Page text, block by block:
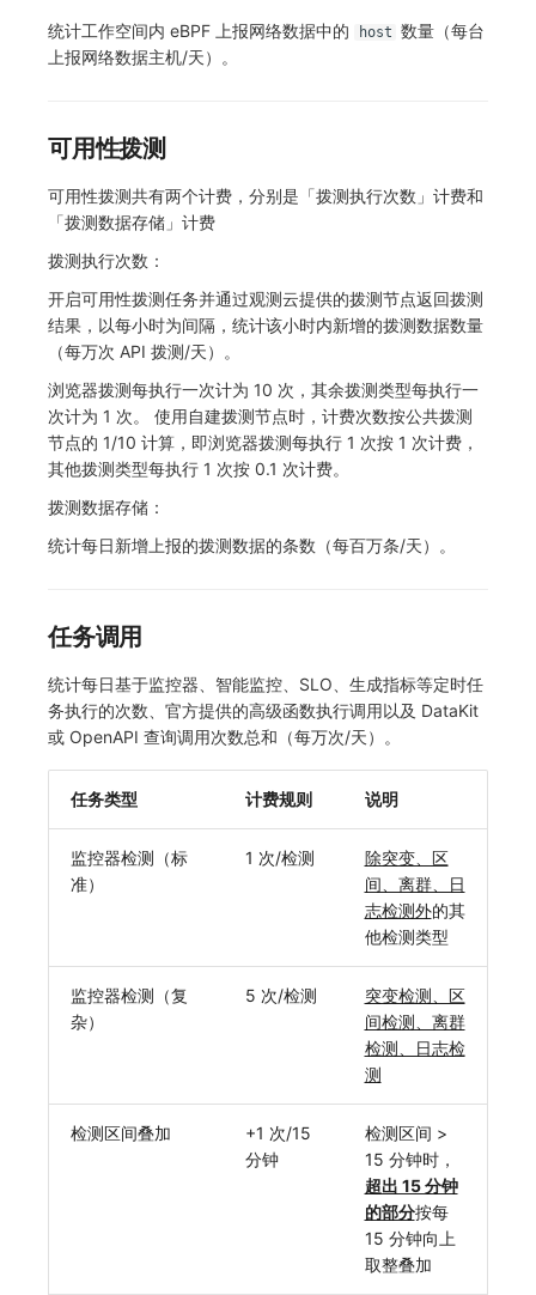
统计工作空间内 eBPF 上报网络数据中的 host 数量（每台
上报网络数据主机/天）。
可用性拨测
可用性拨测共有两个计费，分别是「拨测执行次数」计费和
「拨测数据存储」计费
拨测执行次数：
开启可用性拨测任务并通过观测云提供的拨测节点返回拨测
结果，以每小时为间隔，统计该小时内新增的拨测数据数量
（每万次 API 拨测/天）。
浏览器拨测每执行一次计为 10 次，其余拨测类型每执行一
次计为 1 次。 使用自建拨测节点时，计费次数按公共拨测
节点的 1/10 计算，即浏览器拨测每执行 1 次按 1 次计费，
其他拨测类型每执行 1 次按 0.1 次计费。
拨测数据存储：
统计每日新增上报的拨测数据的条数（每百万条/天）。
任务调用
统计每日基于监控器、智能监控、SLO、生成指标等定时任
务执行的次数、官方提供的高级函数执行调用以及 DataKit
或 OpenAPI 查询调用次数总和（每万次/天）。
任务类型 计费规则 说明
监控器检测（标
准）
1 次/检测
除突变、区
间、离群、日
志检测外的其
他检测类型
监控器检测（复
杂）
5 次/检测
突变检测、区
间检测、离群
检测、日志检
测
检测区间叠加
+1 次/15
分钟
检测区间 >
15 分钟时，
超出 15 分钟
的部分按每
15 分钟向上
取整叠加